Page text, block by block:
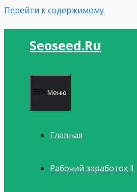
Перейти к содержимому
Seoseed.ru
Меню
Главная
Рабочий заработок !!